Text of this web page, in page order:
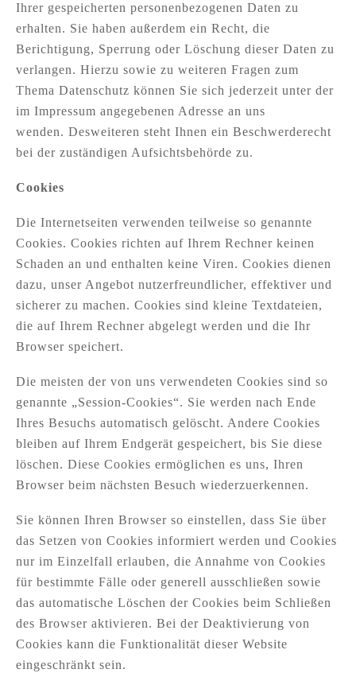
Ihrer gespeicherten personenbezogenen Daten zu
erhalten. Sie haben außerdem ein Recht, die
Berichtigung, Sperrung oder Löschung dieser Daten zu
verlangen. Hierzu sowie zu weiteren Fragen zum
Thema Datenschutz können Sie sich jederzeit unter der
im Impressum angegebenen Adresse an uns
wenden. Desweiteren steht Ihnen ein Beschwerderecht
bei der zuständigen Aufsichtsbehörde zu.
Cookies
Die Internetseiten verwenden teilweise so genannte
Cookies. Cookies richten auf Ihrem Rechner keinen
Schaden an und enthalten keine Viren. Cookies dienen
dazu, unser Angebot nutzerfreundlicher, effektiver und
sicherer zu machen. Cookies sind kleine Textdateien,
die auf Ihrem Rechner abgelegt werden und die Ihr
Browser speichert.
Die meisten der von uns verwendeten Cookies sind so
genannte „Session-Cookies“. Sie werden nach Ende
Ihres Besuchs automatisch gelöscht. Andere Cookies
bleiben auf Ihrem Endgerät gespeichert, bis Sie diese
löschen. Diese Cookies ermöglichen es uns, Ihren
Browser beim nächsten Besuch wiederzuerkennen.
Sie können Ihren Browser so einstellen, dass Sie über
das Setzen von Cookies informiert werden und Cookies
nur im Einzelfall erlauben, die Annahme von Cookies
für bestimmte Fälle oder generell ausschließen sowie
das automatische Löschen der Cookies beim Schließen
des Browser aktivieren. Bei der Deaktivierung von
Cookies kann die Funktionalität dieser Website
eingeschränkt sein.